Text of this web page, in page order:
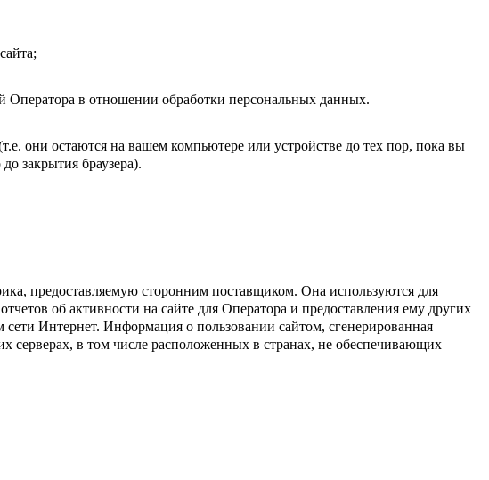
в отношении обработки персональных данных.
они остаются на вашем компьютере или устройстве до тех пор, пока вы
закрытия браузера).
предоставляемую сторонним поставщиком. Она используются для
об активности на сайте для Оператора и предоставления ему других
сети Интернет. Информация о пользовании сайтом, сгенерированная
серверах, в том числе расположенных в странах, не обеспечивающих